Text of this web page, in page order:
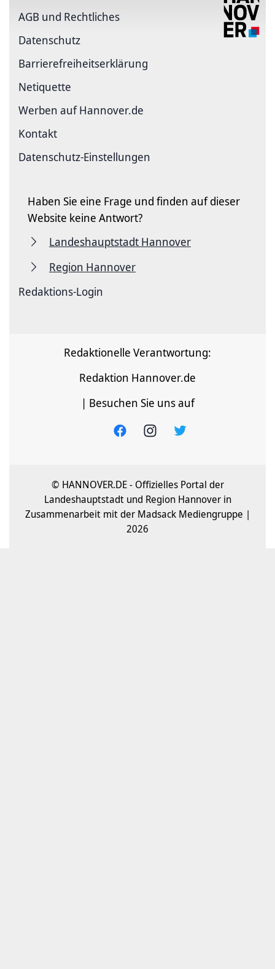
AGB und Rechtliches
Datenschutz
Barriere­freiheits­erklärung
Netiquette
Werben auf Hannover.de
Kontakt
Datenschutz-Einstellungen
Haben Sie eine Frage und finden auf dieser
Website keine Antwort?
Landeshauptstadt Hannover
Region Hannover
Redaktions-Login
Redaktionelle Verantwortung:
Redaktion Hannover.de
| Besuchen Sie uns auf
© HANNOVER.DE - Offizielles Portal der
Landeshauptstadt und Region Hannover in
Zusammenarbeit mit der Madsack Mediengruppe |
2026